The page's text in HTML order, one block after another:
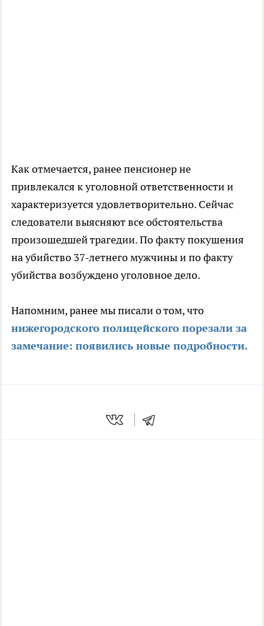
Как отмечается, ранее пенсионер не
привлекался к уголовной ответственности и
характеризуется удовлетворительно. Сейчас
следователи выясняют все обстоятельства
произошедшей трагедии. По факту покушения
на убийство 37-летнего мужчины и по факту
убийства возбуждено уголовное дело.
Напомним, ранее мы писали о том, что
нижегородского полицейского порезали за
замечание: появились новые подробности.